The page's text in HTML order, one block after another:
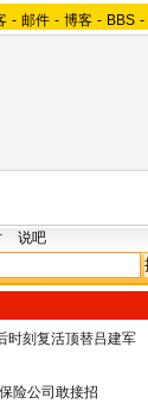
- 邮件 - 博客 - BBS -
说吧
时刻复活顶替吕建军
险公司敢接招